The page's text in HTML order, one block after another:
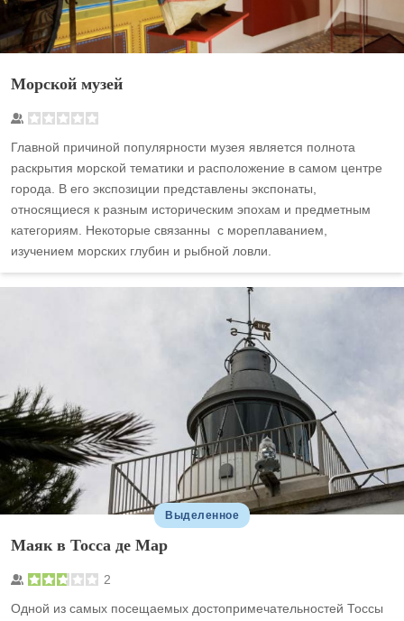
Морской музей
Главной причиной популярности музея является полнота
раскрытия морской тематики и расположение в самом центре
города. В его экспозиции представлены экспонаты,
относящиеся к разным историческим эпохам и предметным
категориям. Некоторые связанны с мореплаванием,
изучением морских глубин и рыбной ловли.
Выделенное
Маяк в Тосса де Мар
2
Одной из самых посещаемых достопримечательностей Тоссы